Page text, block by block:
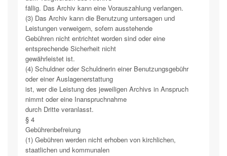
fällig. Das Archiv kann eine Vorauszahlung verlangen.
(3) Das Archiv kann die Benutzung untersagen und
Leistungen verweigern, sofern ausstehende
Gebühren nicht entrichtet worden sind oder eine
entsprechende Sicherheit nicht
gewährleistet ist.
(4) Schuldner oder Schuldnerin einer Benutzungsgebühr
oder einer Auslagenerstattung
ist, wer die Leistung des jeweiligen Archivs in Anspruch
nimmt oder eine Inanspruchnahme
durch Dritte veranlasst.
§ 4
Gebührenbefreiung
(1) Gebühren werden nicht erhoben von kirchlichen,
staatlichen und kommunalen